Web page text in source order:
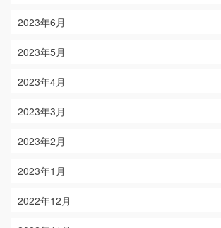
2023年6月
2023年5月
2023年4月
2023年3月
2023年2月
2023年1月
2022年12月